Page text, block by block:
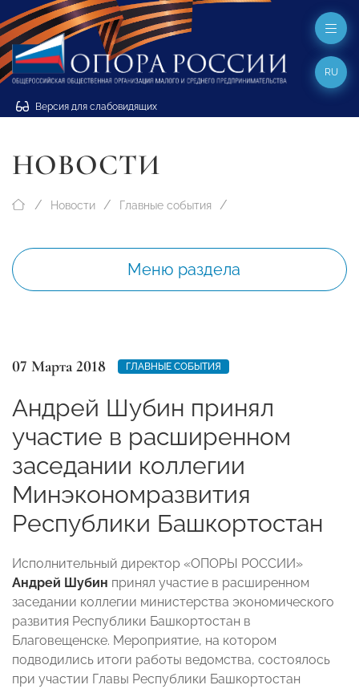
Версия для слабовидящих
RU
НОВОСТИ
Новости Главные события
Меню раздела
07 Марта 2018 ГЛАВНЫЕ СОБЫТИЯ
Андрей Шубин принял
участие в расширенном
заседании коллегии
Минэкономразвития
Республики Башкортостан
Исполнительный директор «ОПОРЫ РОССИИ»
Андрей Шубин принял участие в расширенном
заседании коллегии министерства экономического
развития Республики Башкортостан в
Благовещенске. Мероприятие, на котором
подводились итоги работы ведомства, состоялось
при участии Главы Республики Башкортостан